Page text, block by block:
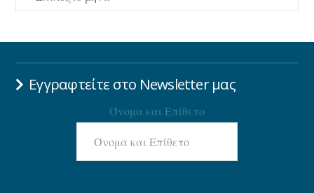
Εγγραφτείτε στο Newsletter μας
Όνομα και Επίθετο